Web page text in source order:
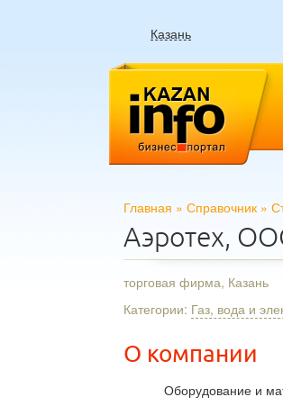
Казань
Главная » Справочник »
Аэротех,
торговая фирма, Казань
Категории: Газ, вода и
О компании
Оборудование и